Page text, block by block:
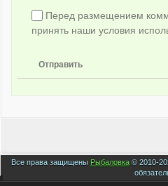
Перед размещением
принять наши условия
Отправить
Все права защищены Рыбаловка© 2010-